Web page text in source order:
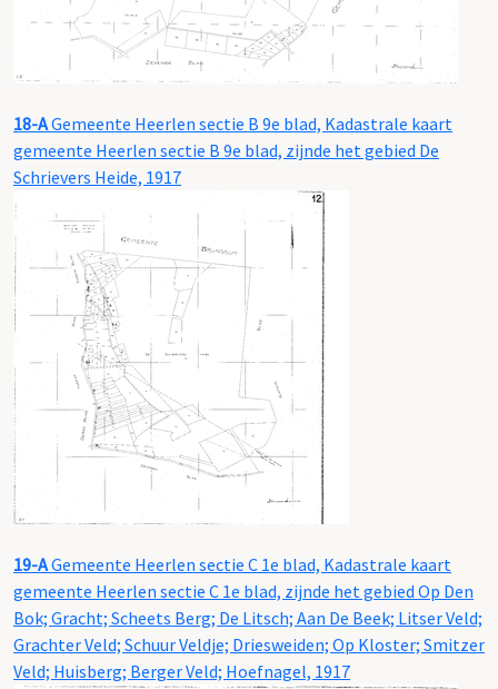
18-AGemeente Heerlen sectie B 9e blad, Kadastrale kaart
gemeente Heerlen sectie B 9e blad, zijnde het gebied De
Schrievers Heide, 1917
19-AGemeente Heerlen sectie C 1e blad, Kadastrale kaart
gemeente Heerlen sectie C 1e blad, zijnde het gebied Op Den
Bok; Gracht; Scheets Berg; De Litsch; Aan De Beek; Litser Veld;
Grachter Veld; Schuur Veldje; Driesweiden; Op Kloster; Smitzer
Veld; Huisberg; Berger Veld; Hoefnagel, 1917